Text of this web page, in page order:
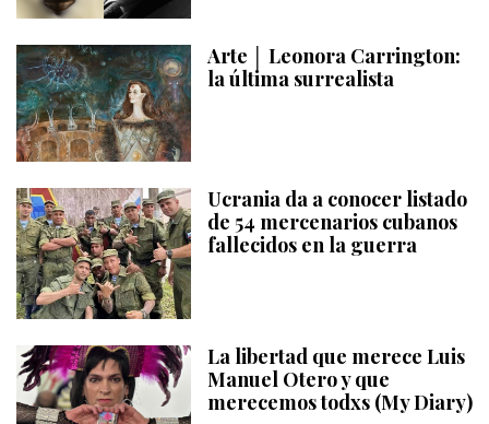
Arte │ Leonora Carrington:
la última surrealista
Ucrania da a conocer listado
de 54 mercenarios cubanos
fallecidos en la guerra
La libertad que merece Luis
Manuel Otero y que
merecemos todxs (My Diary)